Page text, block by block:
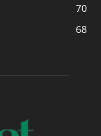
70
68